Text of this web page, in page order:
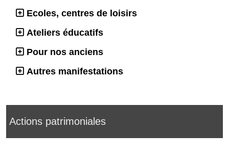
Ecoles, centres de loisirs
Ateliers éducatifs
Pour nos anciens
Autres manifestations
Actions patrimoniales